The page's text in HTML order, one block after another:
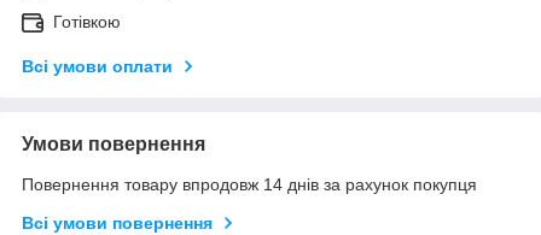
Готівкою
Всі умови оплати
Умови повернення
Повернення товару впродовж 14 днів за рахунок покупця
Всі умови повернення